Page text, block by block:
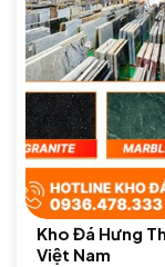
Kho Đá Hưng
Việt Nam